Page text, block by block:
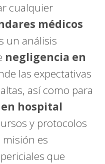
cualquier
médicos
un análisis
negligencia en
las expectativas
así como para
hospital
y protocolos
es
que